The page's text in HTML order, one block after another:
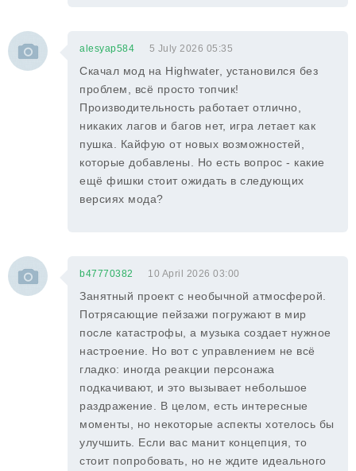
alesyap584 5 July 2026 05:35
Скачал мод на Highwater, установился без
проблем, всё просто топчик!
Производительность работает отлично,
никаких лагов и багов нет, игра летает как
пушка. Кайфую от новых возможностей,
которые добавлены. Но есть вопрос - какие
ещё фишки стоит ожидать в следующих
версиях мода?
b47770382 10 April 2026 03:00
Занятный проект с необычной атмосферой.
Потрясающие пейзажи погружают в мир
после катастрофы, а музыка создает нужное
настроение. Но вот с управлением не всё
гладко: иногда реакции персонажа
подкачивают, и это вызывает небольшое
раздражение. В целом, есть интересные
моменты, но некоторые аспекты хотелось бы
улучшить. Если вас манит концепция, то
стоит попробовать, но не ждите идеального